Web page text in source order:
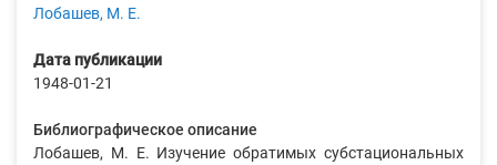
Лобашев, М. Е.
Дата публикации
1948-01-21
Библиографическое описание
Лобашев, М. Е. Изучение обратимых субстациональных